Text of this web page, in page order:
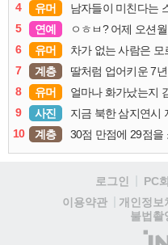
4
유머 남자들이 미친다는
5
연예 ㅇㅎㅂ? 어제 오션
6
유머 차가 없는 사람은
7
계층 딸처럼 업어키운 7
8
유머 얼마나 화가났는지
9
사진 지금 북한 삼지연시
10
계층 30점 만점에 29점을
로그인 PC
이용약관
개인정보
불법촬